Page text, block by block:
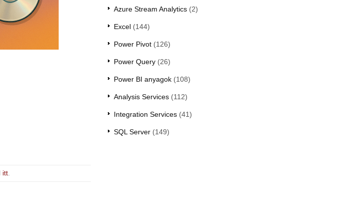
itt.
Azure Stream Analytics (2)
Excel (144)
Power Pivot (126)
Power Query (26)
Power BI anyagok (108)
Analysis Services (112)
Integration Services (41)
SQL Server (149)